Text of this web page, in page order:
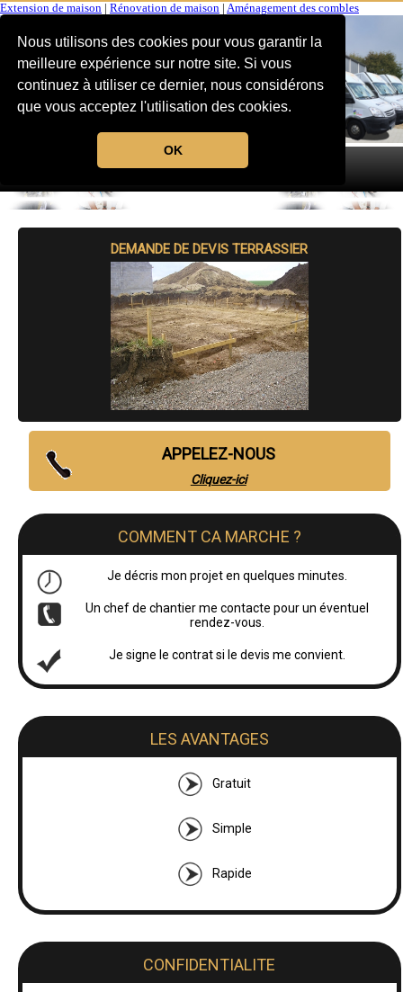
Nous utilisons des cookies pour vous garantir la
meilleure expérience sur notre site. Si vous
continuez à utiliser ce dernier, nous considérons
que vous acceptez l'utilisation des cookies.
OK
Extension de maison Rénovation de maison Aménagement des combles
MENU
DEMANDE DE DEVIS TERRASSIER
APPELEZ-NOUS
Cliquez-ici
COMMENT CA MARCHE ?
Je décris mon projet en quelques minutes.
Un chef de chantier me contacte pour un éventuel
rendez-vous.
Je signe le contrat si le devis me convient.
LES AVANTAGES
Gratuit
Simple
Rapide
CONFIDENTIALITE